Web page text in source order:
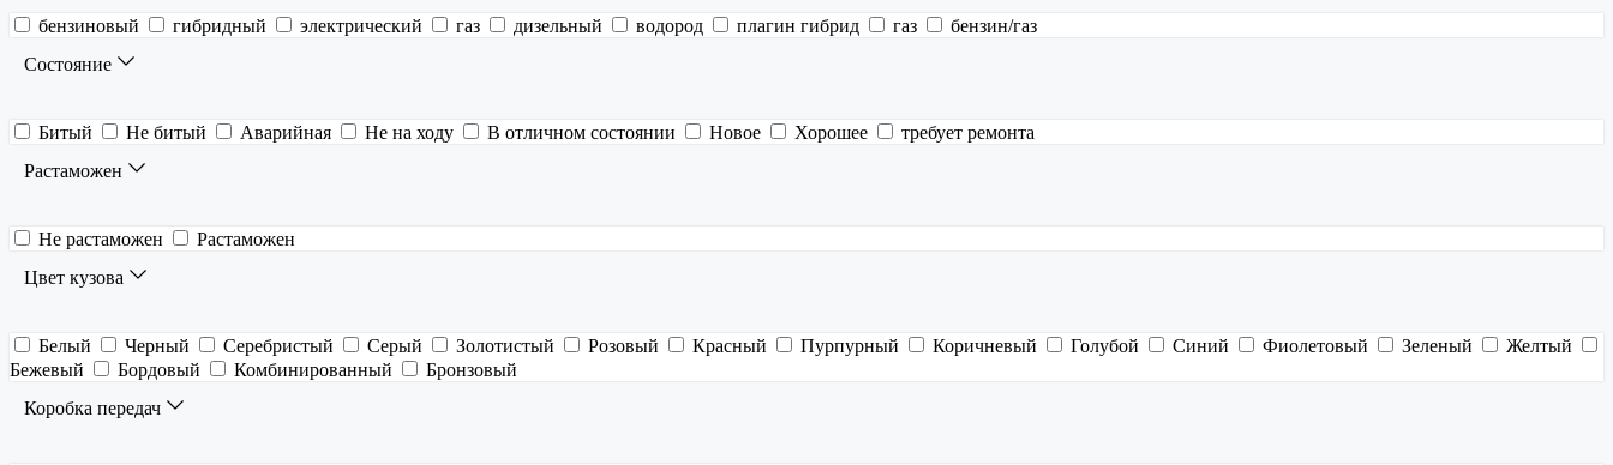
бензиновый гибридный электрический газ дизельный водород плагин гибрид газ
бензин/газ
Состояние
Битый Не битый Аварийная Не на ходу В отличном состоянии Новое Хорошее
требует ремонта
Растаможен
Не растаможен
Растаможен
Цвет кузова
Белый Черный Серебристый Серый Золотистый Розовый Красный Пурпурный Коричневый Голубой Синий Фиолетовый Зеленый
Желтый
Бежевый
Бордовый Комбинированный
Бронзовый
Коробка передач